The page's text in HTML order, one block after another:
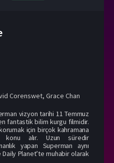
Corenswet, Grace Chan
vizyon tarihi 11 Temmuz
fantastik bilim kurgu filmidir.
korumak için birçok kahramana
konu alır. Uzun süredir
yapan Superman aynı
Planet’te muhabir olarak